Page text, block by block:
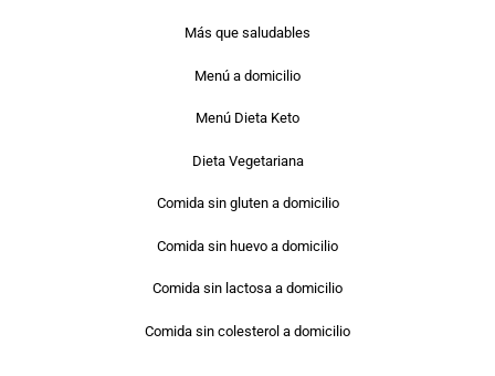
Más que saludables
Menú a domicilio
Menú Dieta Keto
Dieta Vegetariana
Comida sin gluten a domicilio
Comida sin huevo a domicilio
Comida sin lactosa a domicilio
Comida sin colesterol a domicilio